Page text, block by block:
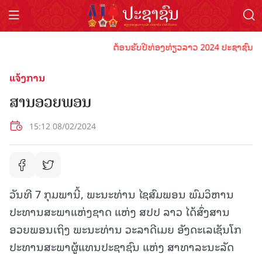
ຕ້ອນຮັບປີທ່ອງທ່ຽວລາວ 2024 ປະຊາຊົນ
ແຈ້ງການ
ສານອວຍພອນ
15:12 08/02/2024
ວັນທີ 7 ກຸມພານີ້, ພະນະທ່ານ ໄຊສົມພອນ ພົມວິຫານ
ປະທານສະພາແຫ່ງຊາດ ແຫ່ງ ສປປ ລາວ ໄດ້ສົ່ງສານ
ອວຍພອນເຖິງ ພະນະທ່ານ ວະລາດີເມຍ ອັງດະເລເຊັນໂກ
ປະທານສະພາຜູ້ແທນປະຊາຊົນ ແຫ່ງ ສາທາລະນະລັດ